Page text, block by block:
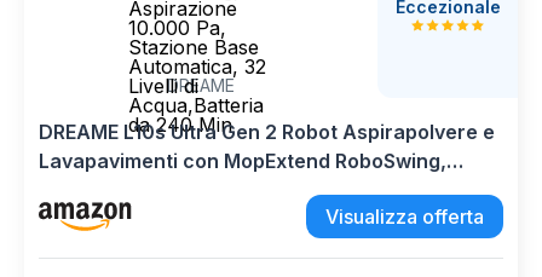
Aspirazione
10.000 Pa,
Stazione Base
Automatica, 32
Livelli di
Acqua,Batteria
da 240 Min
DREAME
Eccezionale
DREAME L10s Ultra Gen 2 Robot Aspirapolvere e
Lavapavimenti con MopExtend RoboSwing,
Aspirazione 10.000 Pa, Stazione Base
Automatica, 32 Livelli di Acqua,Batteria da 240
Visualizza offerta